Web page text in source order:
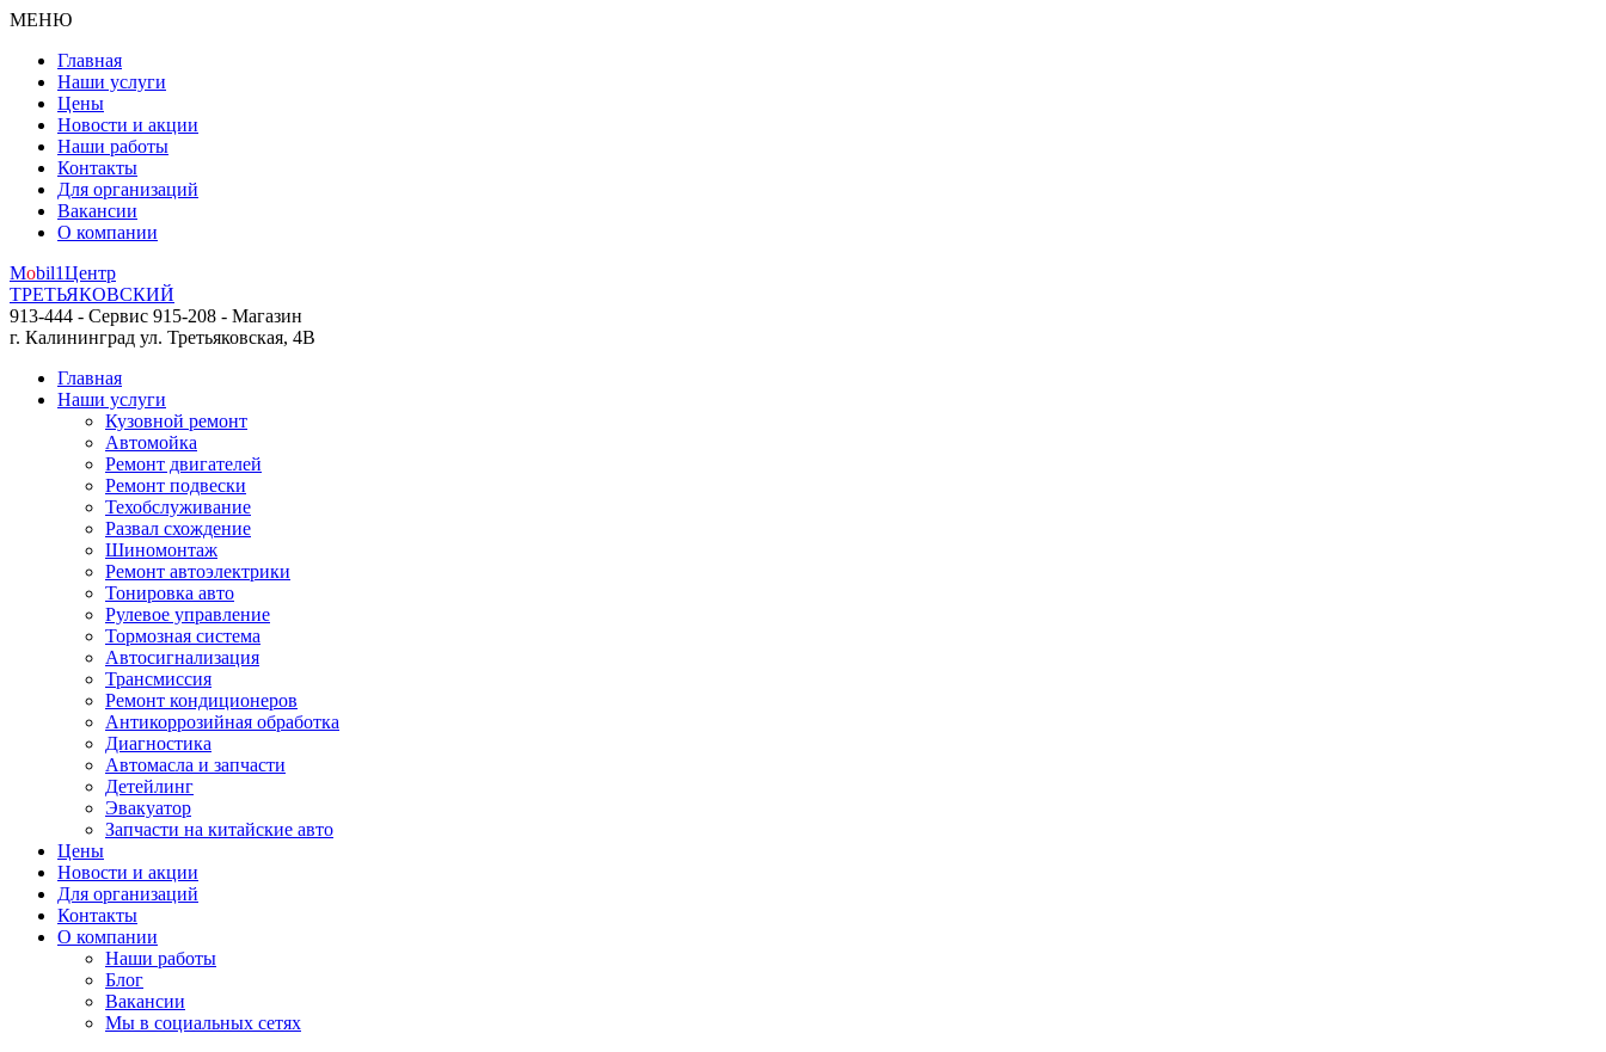
МЕНЮ
Главная
Наши услуги
Цены
Новости и акции
Наши работы
Контакты
Для организаций
Вакансии
О компании
Mobil1Центр
ТРЕТЬЯКОВСКИЙ
913-444 - Сервис 915-208 - Магазин
г. Калининград ул. Третьяковская, 4В
Главная
Наши услуги
Кузовной ремонт
Автомойка
Ремонт двигателей
Ремонт подвески
Техобслуживание
Развал схождение
Шиномонтаж
Ремонт автоэлектрики
Тонировка авто
Рулевое управление
Тормозная система
Автосигнализация
Трансмиссия
Ремонт кондиционеров
Антикоррозийная обработка
Диагностика
Автомасла и запчасти
Детейлинг
Эвакуатор
Запчасти на китайские авто
Цены
Новости и акции
Для организаций
Контакты
О компании
Наши работы
Блог
Вакансии
Мы в социальных сетях